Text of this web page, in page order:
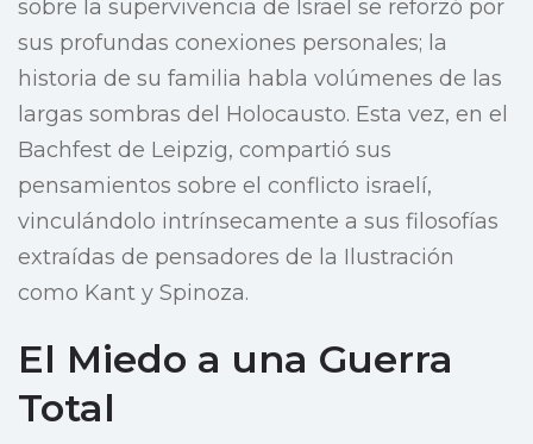
sobre la supervivencia de Israel se reforzó por
sus profundas conexiones personales; la
historia de su familia habla volúmenes de las
largas sombras del Holocausto. Esta vez, en el
Bachfest de Leipzig, compartió sus
pensamientos sobre el conflicto israelí,
vinculándolo intrínsecamente a sus filosofías
extraídas de pensadores de la Ilustración
como Kant y Spinoza.
El Miedo a una Guerra
Total